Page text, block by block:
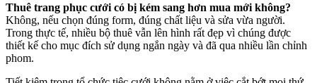
Thuê trang phục cưới có bị kém sang hơn mua mới không?
Không, nếu chọn đúng form, đúng chất liệu và sửa vừa người.
Trong thực tế, nhiều bộ thuê vẫn lên hình rất đẹp vì chúng được
thiết kế cho mục đích sử dụng ngắn ngày và đã qua nhiều lần chỉnh
phom.